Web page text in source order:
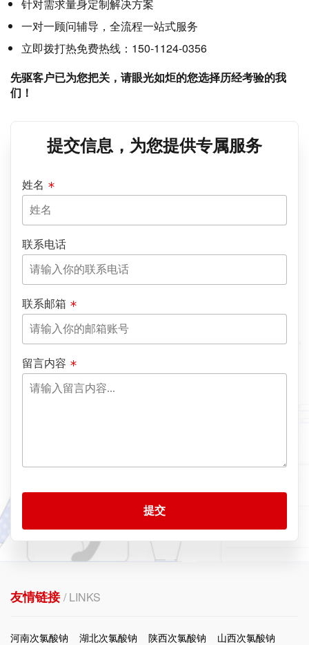
针对需求量身定制解决方案
一对一顾问辅导，全流程一站式服务
立即拨打热免费热线：150-1124-0356
先驱客户已为您把关，请眼光如炬的您选择历经考验的我
们！
提交信息，为您提供专属服务
姓名
联系电话
联系邮箱
留言内容
提交
友情链接/ LINKS
河南次氯酸钠 湖北次氯酸钠 陕西次氯酸钠
山西次氯酸钠